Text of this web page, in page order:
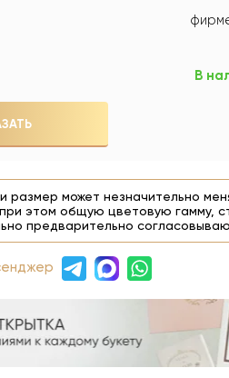
В
размер может незначительно
этом общую цветовую гамму,
предварительно